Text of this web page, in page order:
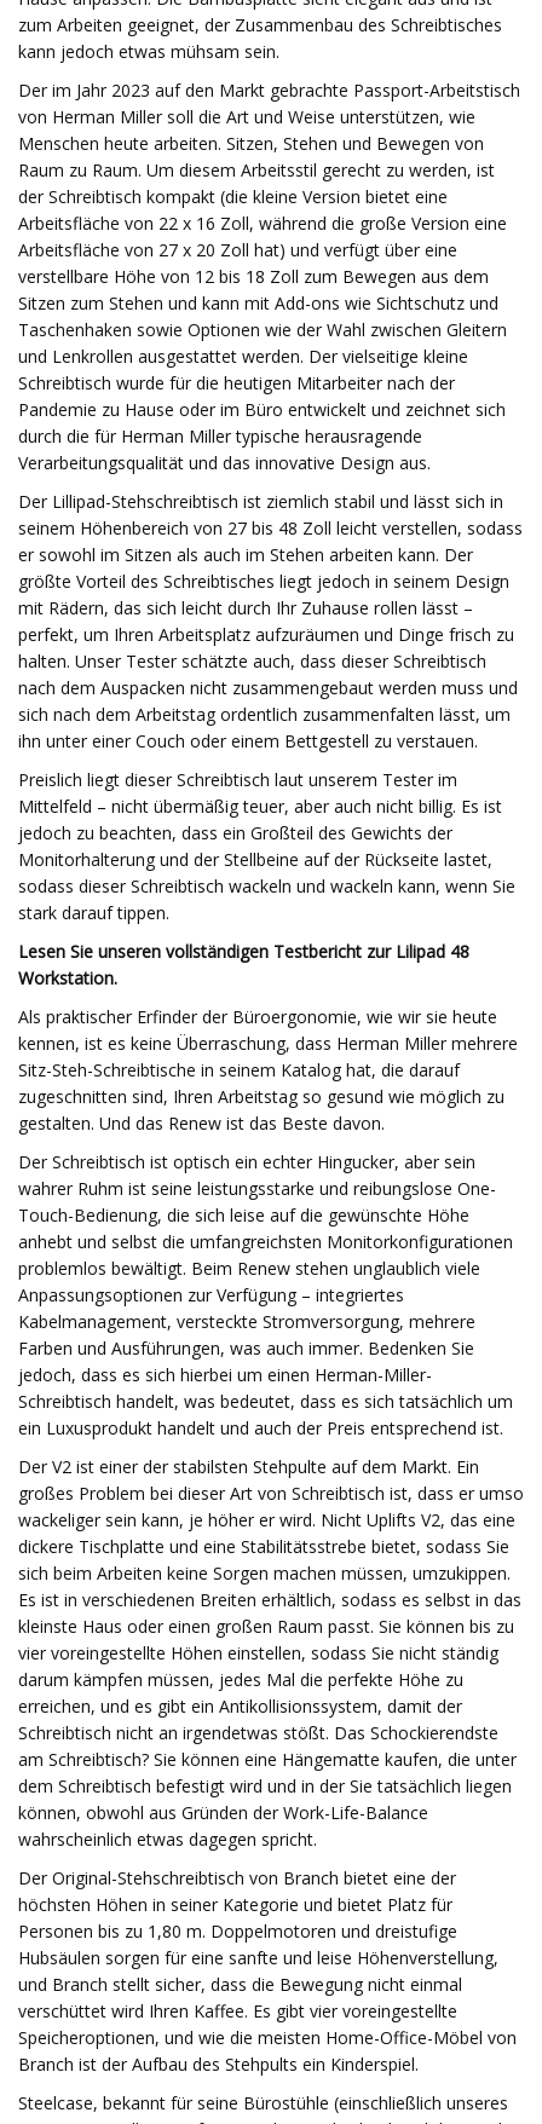
zum Arbeiten geeignet, der Zusammenbau des Schreibtisches
kann jedoch etwas mühsam sein.
Der im Jahr 2023 auf den Markt gebrachte Passport-Arbeitstisch
von Herman Miller soll die Art und Weise unterstützen, wie
Menschen heute arbeiten. Sitzen, Stehen und Bewegen von
Raum zu Raum. Um diesem Arbeitsstil gerecht zu werden, ist
der Schreibtisch kompakt (die kleine Version bietet eine
Arbeitsfläche von 22 x 16 Zoll, während die große Version eine
Arbeitsfläche von 27 x 20 Zoll hat) und verfügt über eine
verstellbare Höhe von 12 bis 18 Zoll zum Bewegen aus dem
Sitzen zum Stehen und kann mit Add-ons wie Sichtschutz und
Taschenhaken sowie Optionen wie der Wahl zwischen Gleitern
und Lenkrollen ausgestattet werden. Der vielseitige kleine
Schreibtisch wurde für die heutigen Mitarbeiter nach der
Pandemie zu Hause oder im Büro entwickelt und zeichnet sich
durch die für Herman Miller typische herausragende
Verarbeitungsqualität und das innovative Design aus.
Der Lillipad-Stehschreibtisch ist ziemlich stabil und lässt sich in
seinem Höhenbereich von 27 bis 48 Zoll leicht verstellen, sodass
er sowohl im Sitzen als auch im Stehen arbeiten kann. Der
größte Vorteil des Schreibtisches liegt jedoch in seinem Design
mit Rädern, das sich leicht durch Ihr Zuhause rollen lässt –
perfekt, um Ihren Arbeitsplatz aufzuräumen und Dinge frisch zu
halten. Unser Tester schätzte auch, dass dieser Schreibtisch
nach dem Auspacken nicht zusammengebaut werden muss und
sich nach dem Arbeitstag ordentlich zusammenfalten lässt, um
ihn unter einer Couch oder einem Bettgestell zu verstauen.
Preislich liegt dieser Schreibtisch laut unserem Tester im
Mittelfeld – nicht übermäßig teuer, aber auch nicht billig. Es ist
jedoch zu beachten, dass ein Großteil des Gewichts der
Monitorhalterung und der Stellbeine auf der Rückseite lastet,
sodass dieser Schreibtisch wackeln und wackeln kann, wenn Sie
stark darauf tippen.
Lesen Sie unseren vollständigen Testbericht zur Lilipad 48
Workstation.
Als praktischer Erfinder der Büroergonomie, wie wir sie heute
kennen, ist es keine Überraschung, dass Herman Miller mehrere
Sitz-Steh-Schreibtische in seinem Katalog hat, die darauf
zugeschnitten sind, Ihren Arbeitstag so gesund wie möglich zu
gestalten. Und das Renew ist das Beste davon.
Der Schreibtisch ist optisch ein echter Hingucker, aber sein
wahrer Ruhm ist seine leistungsstarke und reibungslose One-
Touch-Bedienung, die sich leise auf die gewünschte Höhe
anhebt und selbst die umfangreichsten Monitorkonfigurationen
problemlos bewältigt. Beim Renew stehen unglaublich viele
Anpassungsoptionen zur Verfügung – integriertes
Kabelmanagement, versteckte Stromversorgung, mehrere
Farben und Ausführungen, was auch immer. Bedenken Sie
jedoch, dass es sich hierbei um einen Herman-Miller-
Schreibtisch handelt, was bedeutet, dass es sich tatsächlich um
ein Luxusprodukt handelt und auch der Preis entsprechend ist.
Der V2 ist einer der stabilsten Stehpulte auf dem Markt. Ein
großes Problem bei dieser Art von Schreibtisch ist, dass er umso
wackeliger sein kann, je höher er wird. Nicht Uplifts V2, das eine
dickere Tischplatte und eine Stabilitätsstrebe bietet, sodass Sie
sich beim Arbeiten keine Sorgen machen müssen, umzukippen.
Es ist in verschiedenen Breiten erhältlich, sodass es selbst in das
kleinste Haus oder einen großen Raum passt. Sie können bis zu
vier voreingestellte Höhen einstellen, sodass Sie nicht ständig
darum kämpfen müssen, jedes Mal die perfekte Höhe zu
erreichen, und es gibt ein Antikollisionssystem, damit der
Schreibtisch nicht an irgendetwas stößt. Das Schockierendste
am Schreibtisch? Sie können eine Hängematte kaufen, die unter
dem Schreibtisch befestigt wird und in der Sie tatsächlich liegen
können, obwohl aus Gründen der Work-Life-Balance
wahrscheinlich etwas dagegen spricht.
Der Original-Stehschreibtisch von Branch bietet eine der
höchsten Höhen in seiner Kategorie und bietet Platz für
Personen bis zu 1,80 m. Doppelmotoren und dreistufige
Hubsäulen sorgen für eine sanfte und leise Höhenverstellung,
und Branch stellt sicher, dass die Bewegung nicht einmal
verschüttet wird Ihren Kaffee. Es gibt vier voreingestellte
Speicheroptionen, und wie die meisten Home-Office-Möbel von
Branch ist der Aufbau des Stehpults ein Kinderspiel.
Steelcase, bekannt für seine Bürostühle (einschließlich unseres